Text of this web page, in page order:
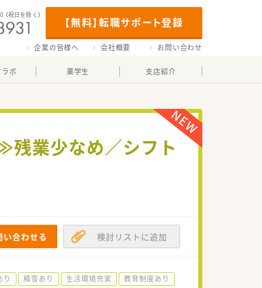
【無料】転職サポート登録
（祝日を除く）
企業の皆様へ 会社概要 お問い合わせ
ボ 薬学生 支店紹介
残業少なめ／シフト
い合わせる 検討リストに追加
り 積雪あり 生活環境充実
教育制度あり